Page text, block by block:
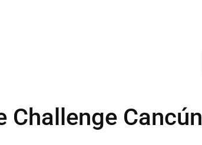
Challenge Cancún